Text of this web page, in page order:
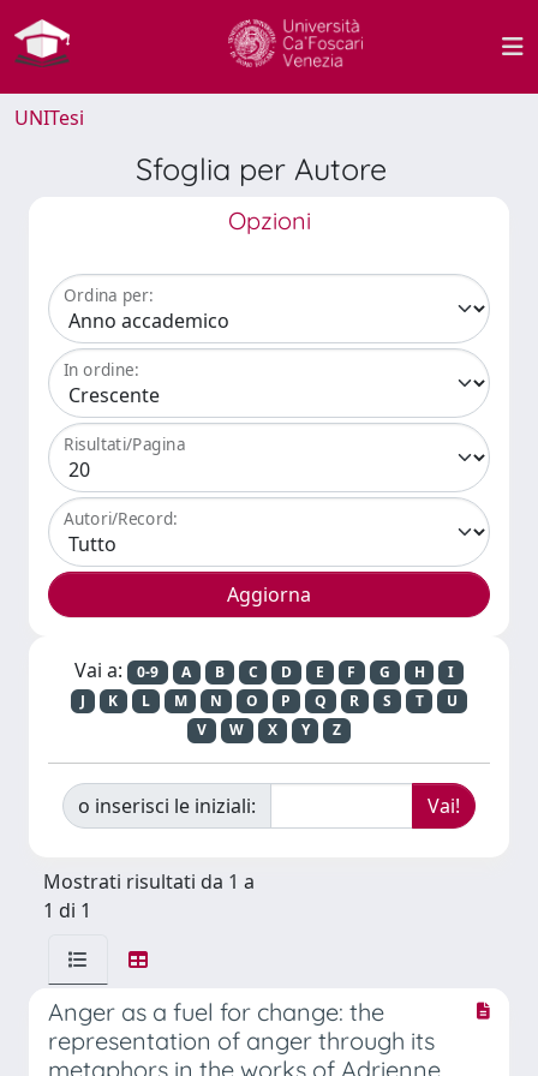
UNITesi
Sfoglia per Autore
Opzioni
Ordina per:
In ordine:
Risultati/Pagina
Autori/Record:
Vai a: 0-9 A B C D E F G H
I
J
K L M N O P Q R S T
U
V
W X Y Z
o inserisci le iniziali:
Mostrati risultati da 1 a
1 di 1
Anger as a fuel for change: the
representation of anger through its
metaphors in the works of Adrienne